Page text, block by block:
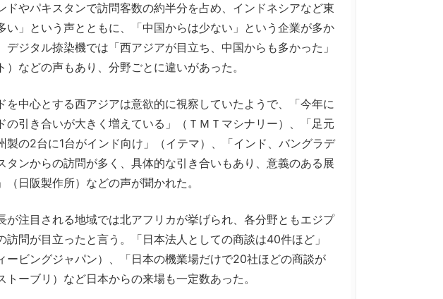
ドやパキスタンで訪問客数の約半分を占め、インドネシアなど東
い」という声とともに、「中国からは少ない」という企業が多か
デジタル捺染機では「西アジアが目立ち、中国からも多かった」
）などの声もあり、分野ごとに違いがあった。
中心とする西アジアは意欲的に視察していたようで、「今年に
の引き合いが大きく増えている」（ＴＭＴマシナリー）、「足元
製の2台に1台がインド向け」（イテマ）、「インド、バングラデ
タンからの訪問が多く、具体的な引き合いもあり、意義のある展
（日阪製作所）などの声が聞かれた。
注目される地域では北アフリカが挙げられ、各分野ともエジプ
訪問が目立ったと言う。「日本法人としての商談は40件ほど」
ービングジャパン）、「日本の機業場だけで20社ほどの商談が
トーブリ）など日本からの来場も一定数あった。